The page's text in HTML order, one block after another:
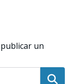
un
Buscar